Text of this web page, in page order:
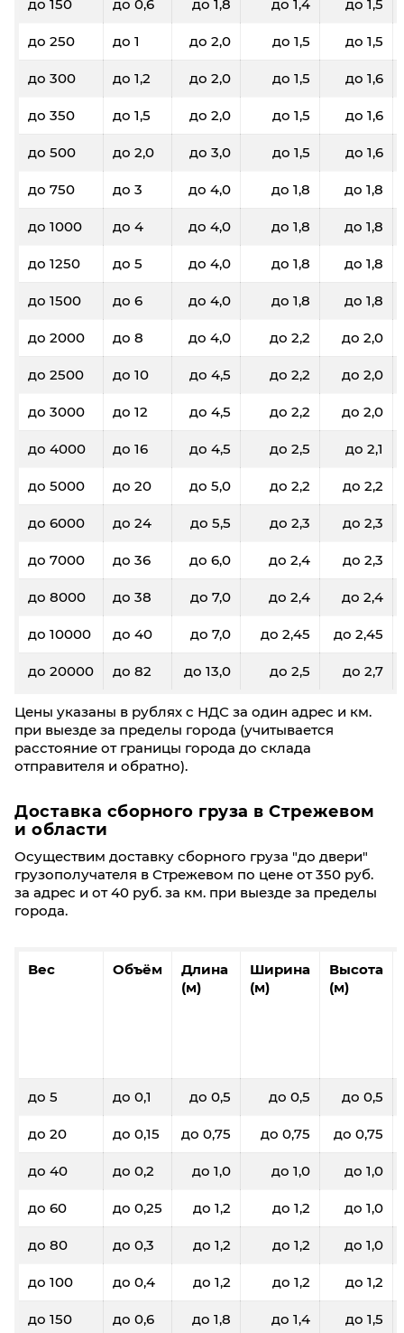
до 150 до 0,6 до 1,8 до 1,4 до 1,5
до 250 до 1 до 2,0 до 1,5 до 1,5
до 300 до 1,2 до 2,0 до 1,5 до 1,6
до 350 до 1,5 до 2,0 до 1,5 до 1,6
до 500 до 2,0 до 3,0 до 1,5 до 1,6
до 750 до 3 до 4,0 до 1,8 до 1,8
до 1000 до 4 до 4,0 до 1,8 до 1,8
до 1250 до 5 до 4,0 до 1,8 до 1,8
до 1500 до 6 до 4,0 до 1,8 до 1,8
до 2000 до 8 до 4,0 до 2,2 до 2,0
до 2500 до 10 до 4,5 до 2,2 до 2,0
до 3000 до 12 до 4,5 до 2,2 до 2,0
до 4000 до 16 до 4,5 до 2,5 до 2,1
до 5000 до 20 до 5,0 до 2,2 до 2,2
до 6000 до 24 до 5,5 до 2,3 до 2,3
до 7000 до 36 до 6,0 до 2,4 до 2,3
до 8000 до 38 до 7,0 до 2,4 до 2,4
до 10000 до 40 до 7,0 до 2,45 до 2,45
до 20000 до 82 до 13,0 до 2,5 до 2,7
Цены указаны в рублях с НДС за один адрес и км.
при выезде за пределы города (учитывается
расстояние от границы города до склада
отправителя и обратно).
Доставка сборного груза в Стрежевом
и области
Осуществим доставку сборного груза "до двери"
грузополучателя в Стрежевом по цене от 350 руб.
за адрес и от 40 руб. за км. при выезде за пределы
города.
Вес Объём
Длина
(м)
Ширина
(м)
Высота
(м)
до 5 до 0,1 до 0,5 до 0,5 до 0,5
до 20 до 0,15 до 0,75 до 0,75 до 0,75
до 40 до 0,2 до 1,0 до 1,0 до 1,0
до 60 до 0,25 до 1,2 до 1,2 до 1,0
до 80 до 0,3 до 1,2 до 1,2 до 1,0
до 100 до 0,4 до 1,2 до 1,2 до 1,2
до 150 до 0,6 до 1,8 до 1,4 до 1,5